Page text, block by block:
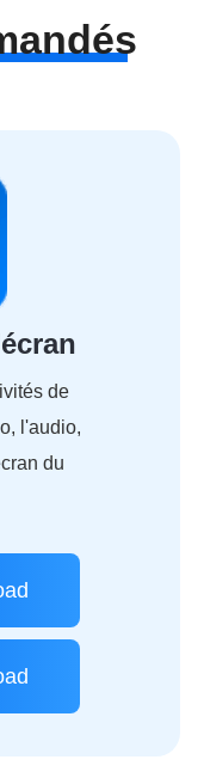
de
l'audio,
du